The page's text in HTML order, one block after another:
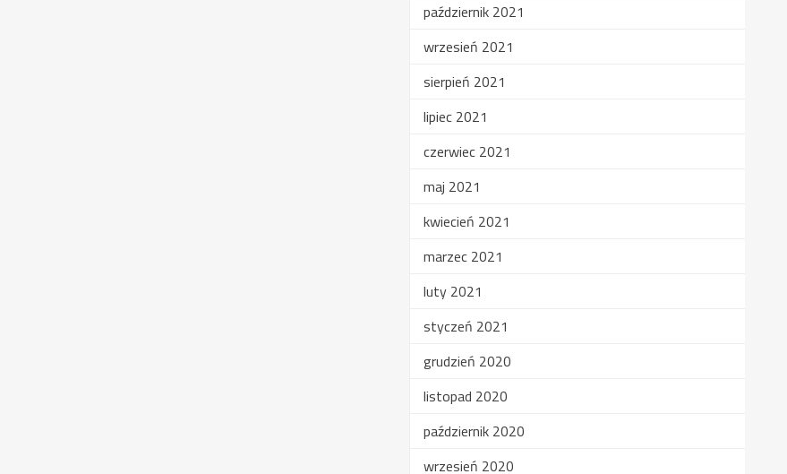
październik 2021
wrzesień 2021
sierpień 2021
lipiec 2021
czerwiec 2021
maj 2021
kwiecień 2021
marzec 2021
luty 2021
styczeń 2021
grudzień 2020
listopad 2020
październik 2020
wrzesień 2020